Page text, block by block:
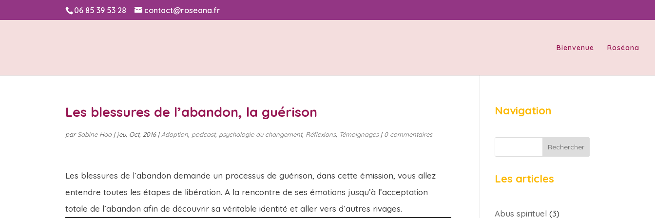
06 85 39 53 28 contact@roseana.fr
Bienvenue Roséana
Les blessures de l’abandon, la guérison
parSabine Hoa| jeu, Oct, 2016| Adoption podcast, psychologie du changement, Réflexions, Témoignages| 0 commentaires
Les blessures de l’abandon demande un processus de guérison, dans cette émission, vous allez
entendre toutes les étapes de libération. A la rencontre de ses émotions jusqu’à l’acceptation
totale de l’abandon afin de découvrir sa véritable identité et aller vers d’autres rivages.
Navigation
Rechercher
Les articles
Abus spirituel (3)